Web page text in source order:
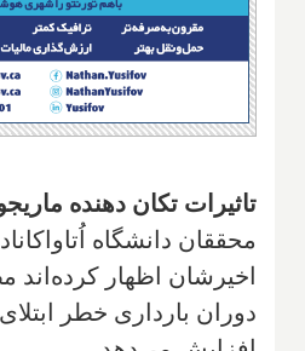
تاثیرات تکان دهنده
محققان دانشگاه
اخیرشان اظهار کرده‌اند
دوران بارداری خطر